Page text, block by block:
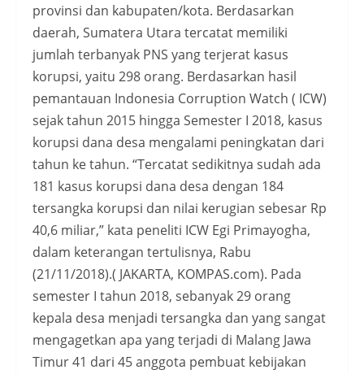
provinsi dan kabupaten/kota. Berdasarkan
daerah, Sumatera Utara tercatat memiliki
jumlah terbanyak PNS yang terjerat kasus
korupsi, yaitu 298 orang. Berdasarkan hasil
pemantauan Indonesia Corruption Watch ( ICW)
sejak tahun 2015 hingga Semester I 2018, kasus
korupsi dana desa mengalami peningkatan dari
tahun ke tahun. “Tercatat sedikitnya sudah ada
181 kasus korupsi dana desa dengan 184
tersangka korupsi dan nilai kerugian sebesar Rp
40,6 miliar,” kata peneliti ICW Egi Primayogha,
dalam keterangan tertulisnya, Rabu
(21/11/2018).( JAKARTA, KOMPAS.com). Pada
semester I tahun 2018, sebanyak 29 orang
kepala desa menjadi tersangka dan yang sangat
mengagetkan apa yang terjadi di Malang Jawa
Timur 41 dari 45 anggota pembuat kebijakan